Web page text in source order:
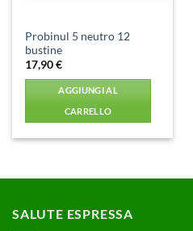
Probinul 5 neutro 12
bustine
17,90€
AGGIUNGI AL
CARRELLO
SALUTE ESPRESSA